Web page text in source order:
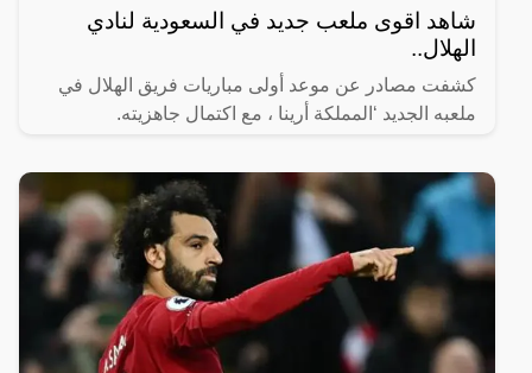
شاهد اقوى ملعب جديد في السعودية لنادي
الهلال..
كشفت مصادر عن موعد أولى مباريات فريق الهلال في
ملعبه الجديد ‘المملكة أرينا ، مع اكتمال جاهزيته.